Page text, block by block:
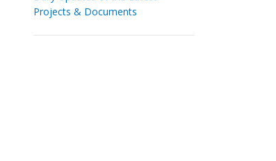
Projects & Documents